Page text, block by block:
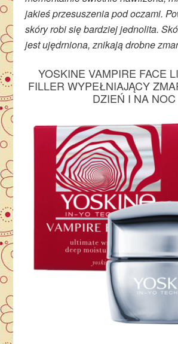
jakieś przesuszenia pod oczami.
skóry robi się bardziej jednolita.
jest ujędrniona, znikają drobne
YOSKINE VAMPIRE FACE
FILLER WYPEŁNIAJĄCY
DZIEŃ I NA NOC